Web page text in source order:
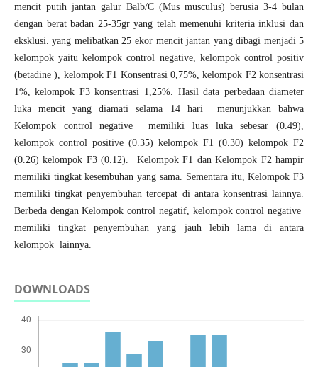
mencit putih jantan galur Balb/C (Mus musculus) berusia 3-4 bulan
dengan berat badan 25-35gr yang telah memenuhi kriteria inklusi dan
eksklusi. yang melibatkan 25 ekor mencit jantan yang dibagi menjadi 5
kelompok yaitu kelompok control negative, kelompok control positiv
(betadine ), kelompok F1 Konsentrasi 0,75%, kelompok F2 konsentrasi
1%, kelompok F3 konsentrasi 1,25%. Hasil data perbedaan diameter
luka mencit yang diamati selama 14 hari menunjukkan bahwa
Kelompok control negative memiliki luas luka sebesar (0.49),
kelompok control positive (0.35) kelompok F1 (0.30) kelompok F2
(0.26) kelompok F3 (0.12). Kelompok F1 dan Kelompok F2 hampir
memiliki tingkat kesembuhan yang sama. Sementara itu, Kelompok F3
memiliki tingkat penyembuhan tercepat di antara konsentrasi lainnya.
Berbeda dengan Kelompok control negatif, kelompok control negative
memiliki tingkat penyembuhan yang jauh lebih lama di antara
kelompok lainnya.
DOWNLOADS